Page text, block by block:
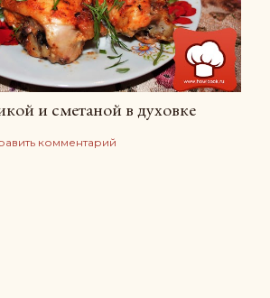
и сметаной в духовке
комментарий